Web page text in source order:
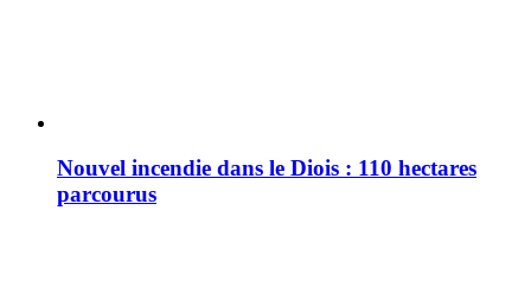
Nouvel incendie dans le Diois : 110 hectares
parcourus